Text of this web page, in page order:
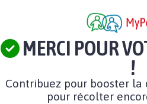
MERCI POUR
!
Contribuez pour booster
pour récolter